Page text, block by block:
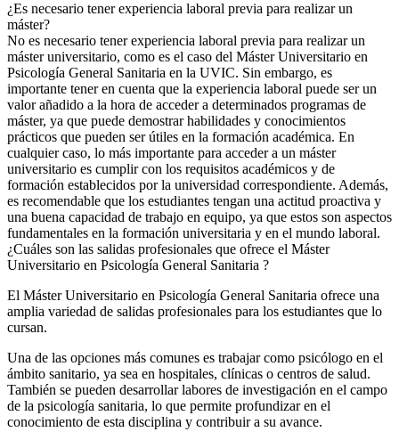
¿Es necesario tener experiencia laboral previa para realizar un
máster?
No es necesario tener experiencia laboral previa para realizar un
máster universitario, como es el caso del Máster Universitario en
Psicología General Sanitaria en la UVIC. Sin embargo, es
importante tener en cuenta que la experiencia laboral puede ser un
valor añadido a la hora de acceder a determinados programas de
máster, ya que puede demostrar habilidades y conocimientos
prácticos que pueden ser útiles en la formación académica. En
cualquier caso, lo más importante para acceder a un máster
universitario es cumplir con los requisitos académicos y de
formación establecidos por la universidad correspondiente. Además,
es recomendable que los estudiantes tengan una actitud proactiva y
una buena capacidad de trabajo en equipo, ya que estos son aspectos
fundamentales en la formación universitaria y en el mundo laboral.
¿Cuáles son las salidas profesionales que ofrece el Máster
Universitario en Psicología General Sanitaria ?
El Máster Universitario en Psicología General Sanitaria ofrece una
amplia variedad de salidas profesionales para los estudiantes que lo
cursan.
Una de las opciones más comunes es trabajar como psicólogo en el
ámbito sanitario, ya sea en hospitales, clínicas o centros de salud.
También se pueden desarrollar labores de investigación en el campo
de la psicología sanitaria, lo que permite profundizar en el
conocimiento de esta disciplina y contribuir a su avance.